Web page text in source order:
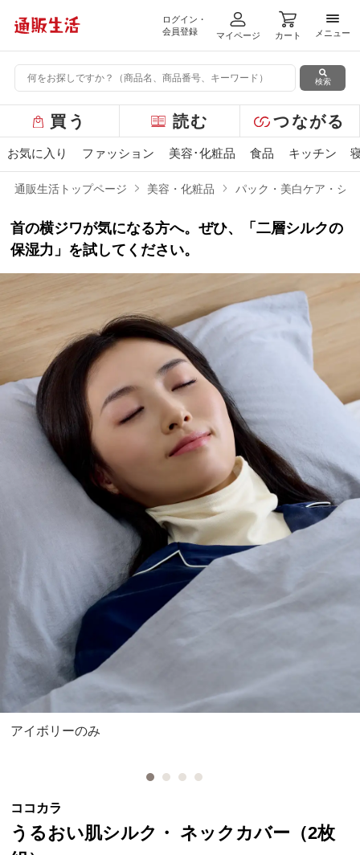
ログイン・
会員登録
マイページ カート
メニ
メニュー
検索
ー
バ
ー
買う 読む つながる
お気に入り ファッション 美容･化粧品 食品 キッチン
通販生活トップページ 美容・化粧品 パック・美白ケア・シ
首の横ジワが気になる方へ。ぜひ、「二層シルクの
保湿力」を試してください。
アイボリーのみ
ココカラ
うるおい肌シルク・ ネックカバー（2枚